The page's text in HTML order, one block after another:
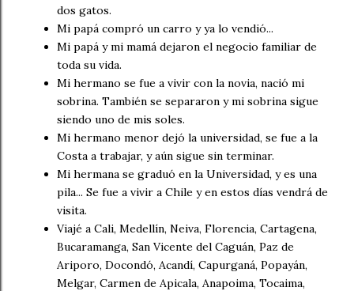
dos gatos.
Mi papá compró un carro y ya lo vendió...
Mi papá y mi mamá dejaron el negocio familiar de
toda su vida.
Mi hermano se fue a vivir con la novia, nació mi
sobrina. También se separaron y mi sobrina sigue
siendo uno de mis soles.
Mi hermano menor dejó la universidad, se fue a la
Costa a trabajar, y aún sigue sin terminar.
Mi hermana se graduó en la Universidad, y es una
pila... Se fue a vivir a Chile y en estos días vendrá de
visita.
Viajé a Cali, Medellín, Neiva, Florencia, Cartagena,
Bucaramanga, San Vicente del Caguán, Paz de
Ariporo, Docondó, Acandí, Capurganá, Popayán,
Melgar, Carmen de Apicala, Anapoima, Tocaima,